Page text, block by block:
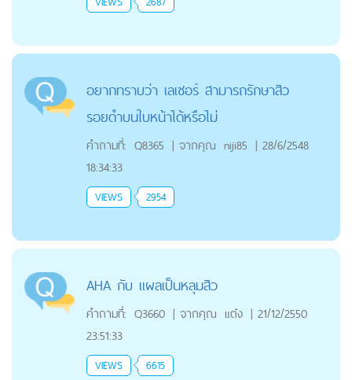
อยากทราบว่า เลเซอร์ สามารถรักษาสิว
รอยดำบนใบหน้าได้หรือไม่
คำถามที่: Q8365 | จากคุณ niji85 | 28/6/2548
18:34:33
VIEWS 2954
AHA กับ แผลเป็นหลุมสิว
คำถามที่: Q3660 | จากคุณ แต๋ง | 21/12/2550
23:51:33
VIEWS 6615